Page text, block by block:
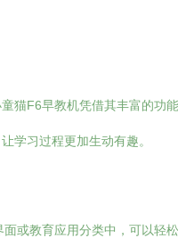
猫F6早教机凭借其丰富的功
学习过程更加生动有趣。
或教育应用分类中，可以轻